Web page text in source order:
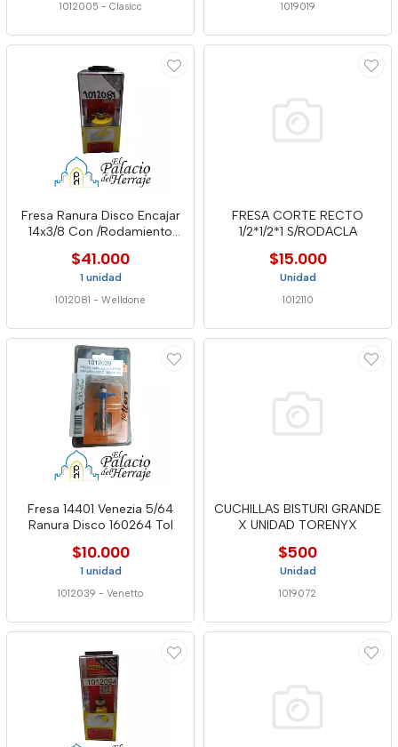
1012005 - Clasicc 1019019
Fresa Ranura Disco Encajar
14x3/8 Con /Rodamiento
$41.000
1 unidad
1012081 - Welldone
FRESA CORTE RECTO
1/2*1/2*1 S/RODACLA
$15.000
Unidad
1012110
Fresa 14401 Venezia 5/64
Ranura Disco 160264 Tol
$10.000
1 unidad
1012039 - Venetto
CUCHILLAS BISTURI GRANDE
X UNIDAD TORENYX
$500
Unidad
1019072